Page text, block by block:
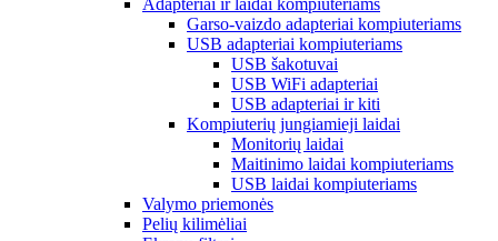
Adapteriai ir laidai kompiuteriams
Garso-vaizdo adapteriai kompiuteriams
USB adapteriai kompiuteriams
USB šakotuvai
USB WiFi adapteriai
USB adapteriai ir kiti
Kompiuterių jungiamieji laidai
Monitorių laidai
Maitinimo laidai kompiuteriams
USB laidai kompiuteriams
Valymo priemonės
Pelių kilimėliai